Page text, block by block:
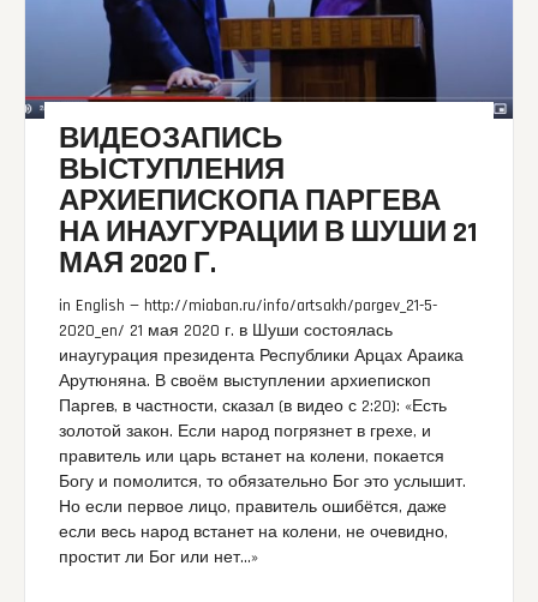
ВИДЕОЗАПИСЬ
ВЫСТУПЛЕНИЯ
АРХИЕПИСКОПА ПАРГЕВА
НА ИНАУГУРАЦИИ В ШУШИ 21
МАЯ 2020 Г.
in English — http://miaban.ru/info/artsakh/pargev_21-5-
2020_en/ 21 мая 2020 г. в Шуши состоялась
инаугурация президента Республики Арцах Араика
Арутюняна. В своём выступлении архиепископ
Паргев, в частности, сказал (в видео с 2:20): «Есть
золотой закон. Если народ погрязнет в грехе, и
правитель или царь встанет на колени, покается
Богу и помолится, то обязательно Бог это услышит.
Но если первое лицо, правитель ошибётся, даже
если весь народ встанет на колени, не очевидно,
простит ли Бог или нет…»